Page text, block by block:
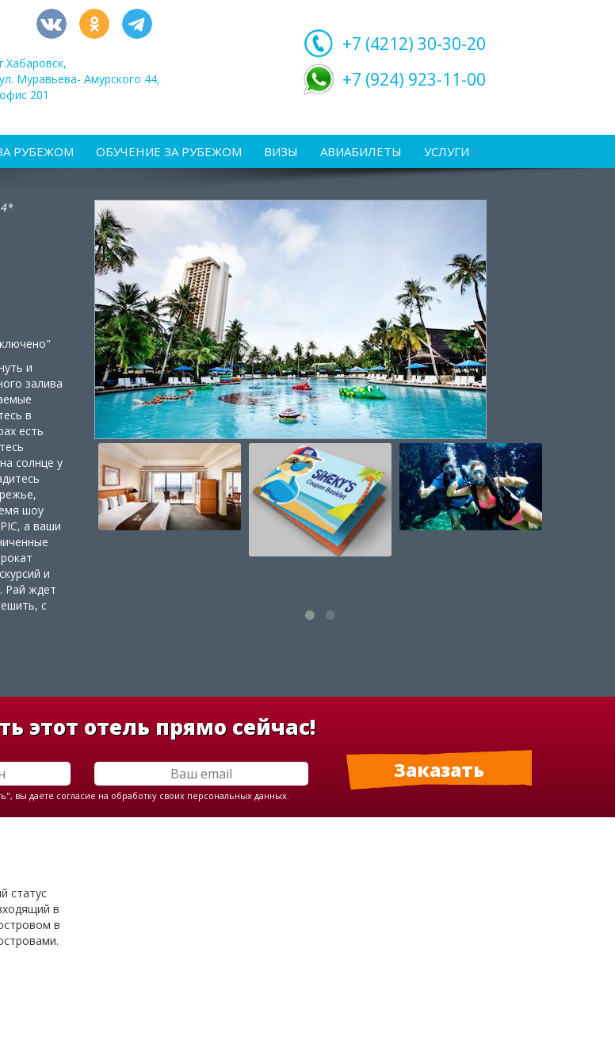
г.Хабаровск,
ул. Муравьева- Амурского 44,
офис 201
+7 (4212) 30-30-20
+7 (924) 923-11-00
РУБЕЖОМ ОБУЧЕНИЕ ЗА РУБЕЖОМ ВИЗЫ АВИАБИЛЕТЫ УСЛУГИ
4*
и
залива
в
есть
солнце у
шоу
а ваши
и
Рай ждет
с
этот отель прямо сейчас!
вы даете согласие на обработку своих персональных данных.
статус
в
в